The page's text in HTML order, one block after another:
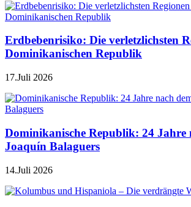
Erdbebenrisiko: Die verletzlichsten
Dominikanischen Republik
17.Juli 2026
Dominikanische Republik: 24 Jahre
Joaquín Balaguers
14.Juli 2026